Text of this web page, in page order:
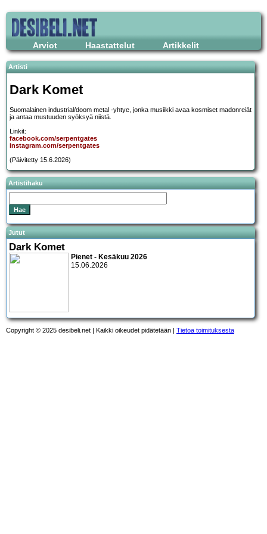
Arviot Haastattelut Artikkelit
Artisti
Dark Komet
Suomalainen industrial/doom metal -yhtye, jonka musiikki avaa kosmiset madonreiät
ja antaa mustuuden syöksyä niistä.
Linkit:
facebook.com/serpentgates
instagram.com/serpentgates
(Päivitetty 15.6.2026)
Artistihaku
Jutut
Dark Komet
Pienet - Kesäkuu 2026
15.06.2026
Copyright © 2025 desibeli.net | Kaikki oikeudet pidätetään | Tietoa toimituksesta